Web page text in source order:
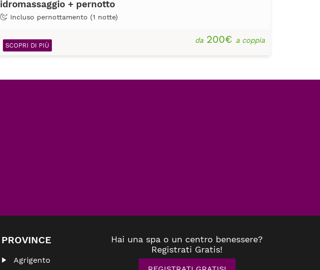
idromassaggio + pernotto
Incluso pernottamento (1 notte)
da200€ a coppia
SCOPRI DI PIÙ
PROVINCE
Agrigento
Hai una spa o un centro benessere?
Registrati Gratis!